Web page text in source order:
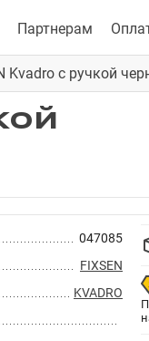
Партнерам
с ручкой
047085
FIXSEN
KVADRO